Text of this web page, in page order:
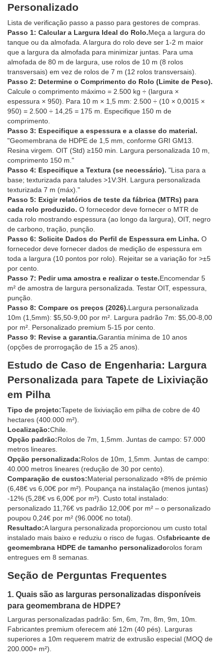
Personalizado
Lista de verificação passo a passo para gestores de compras.
Passo 1: Calcular a Largura Ideal do Rolo.Meça a largura do
tanque ou da almofada. A largura do rolo deve ser 1-2 m maior
que a largura da almofada para minimizar juntas. Para uma
almofada de 80 m de largura, use rolos de 10 m (8 rolos
transversais) em vez de rolos de 7 m (12 rolos transversais).
Passo 2: Determine o Comprimento do Rolo (Limite de Peso).
Calcule o comprimento máximo = 2.500 kg ÷ (largura ×
espessura × 950). Para 10 m × 1,5 mm: 2.500 ÷ (10 × 0,0015 ×
950) = 2.500 ÷ 14,25 = 175 m. Especifique 150 m de
comprimento.
Passo 3: Especifique a espessura e a classe do material.
"Geomembrana de HDPE de 1,5 mm, conforme GRI GM13.
Resina virgem. OIT (Std) ≥150 min. Largura personalizada 10 m,
comprimento 150 m."
Passo 4: Especifique a Textura (se necessário). "Lisa para a
base; texturizada para taludes >1V:3H. Largura personalizada
texturizada 7 m (máx)."
Passo 5: Exigir relatórios de teste da fábrica (MTRs) para
cada rolo produzido. O fornecedor deve fornecer o MTR de
cada rolo mostrando espessura (ao longo da largura), OIT, negro
de carbono, tração, punção.
Passo 6: Solicite Dados do Perfil de Espessura em Linha. O
fornecedor deve fornecer dados de medição de espessura em
toda a largura (10 pontos por rolo). Rejeitar se a variação for >±5
por cento.
Passo 7: Pedir uma amostra e realizar o teste.Encomendar 5
m² de amostra de largura personalizada. Testar OIT, espessura,
punção.
Passo 8: Compare os preços (2026).Largura personalizada
10m (1,5mm): $5,50-9,00 por m². Largura padrão 7m: $5,00-8,00
por m². Personalizado premium 5-15 por cento.
Passo 9: Revise a garantia.Garantia mínima de 10 anos
(opções de prorrogação de 15 a 25 anos).
Estudo de Caso de Engenharia: Largura
Personalizada para Tapete de Lixiviação
em Pilha
Tipo de projeto:Tapete de lixiviação em pilha de cobre de 40
hectares (400.000 m²).
Localização:Chile.
Opção padrão:Rolos de 7m, 1,5mm. Juntas de campo: 57.000
metros lineares.
Opção personalizada:Rolos de 10m, 1,5mm. Juntas de campo:
40.000 metros lineares (redução de 30 por cento).
Comparação de custos:Material personalizado +8% de prémio
(6,48€ vs 6,00€ por m²). Poupança na instalação (menos juntas)
-12% (5,28€ vs 6,00€ por m²). Custo total instalado:
personalizado 11,76€ vs padrão 12,00€ por m² – o personalizado
poupou 0,24€ por m² (96.000€ no total).
Resultado:A largura personalizada proporcionou um custo total
instalado mais baixo e reduziu o risco de fugas. Osfabricante de
geomembrana HDPE de tamanho personalizadorolos foram
entregues em 8 semanas.
Seção de Perguntas Frequentes
1. Quais são as larguras personalizadas disponíveis
para geomembrana de HDPE?
Larguras personalizadas padrão: 5m, 6m, 7m, 8m, 9m, 10m.
Fabricantes premium oferecem até 12m (40 pés). Larguras
superiores a 10m requerem matriz de extrusão especial (MOQ de
200.000+ m²).